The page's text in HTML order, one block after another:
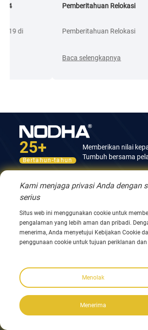
Pemberitahuan Relokasi
Pemberitahuan Relokasi
Baca selengkapnya
25+
Bertahun-tahun
Memberikan nilai
Tumbuh bersama
Hubungi kami
Gedung ke-12, No.9 Xingyang Road,
JiangSu, Tiongkok
Telepon 0086 510 8580 8562
Telepon 0086 152 5144 1199
Ikuti kami:
Kami menjaga privasi Anda dengan
serius
Situs web ini menggunakan cookie untuk
pengalaman yang lebih aman dan pribadi.
menerima, Anda menyetujui Kebijakan Cookie
penggunaan cookie untuk tujuan periklanan
Menolak
Menerima